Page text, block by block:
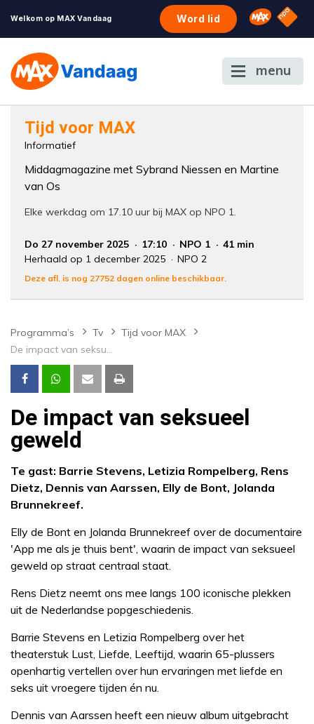
Welkom op MAX Vandaag Word lid Omroep
NPO
menu
Er is een licentie-fout opgetreden. Als het
contact op met onze klantenservice.
Tijd voor MAX
Informatief
Middagmagazine met Sybrand Niessen en Martine
van Os
Elke werkdag om 17.10 uur bij MAX op NPO 1.
Do 27 november 2025 17:10 NPO 1
41 min
Herhaald op 1 december 2025
NPO 2
Deze afl. is nog 27752 dagen online beschikbaar.
Programma’s Tv
Tijd voor MAX
De impact van seksueel geweld
De impact van seksueel
geweld
Te gast: Barrie Stevens, Letizia Rompelberg, Rens
Dietz, Dennis van Aarssen, Elly de Bont, Jolanda
Brunnekreef.
Elly de Bont en Jolanda Brunnekreef over de documentaire
'App me als je thuis bent', waarin de impact van seksueel
geweld op straat centraal staat.
Rens Dietz neemt ons mee langs 100 iconische plekken
uit de Nederlandse popgeschiedenis.
Barrie Stevens en Letizia Rompelberg over het
theaterstuk Lust, Liefde, Leeftijd, waarin 65-plussers
openhartig vertellen over hun ervaringen met liefde en
seks uit vroegere tijden én nu.
Dennis van Aarssen heeft een nieuw album uitgebracht